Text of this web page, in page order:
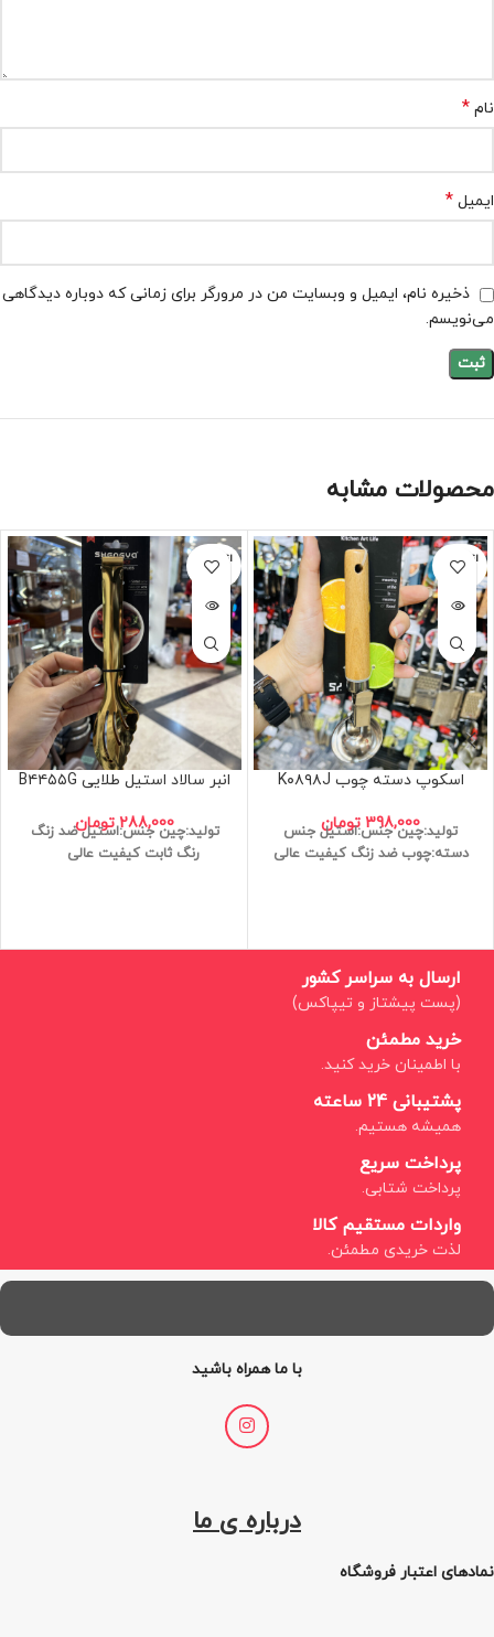
نام *
ایمیل *
ذخیره نام، ایمیل و وبسایت من در مرورگر برای زمانی که دوباره دیدگاهی
می‌نویسم.
محصولات مشابه
اتمام مو
جودی
اسکوپ دسته چوب K۰۸۹۸J
398,000 تومان تولید:چین جنس:استیل جنس
دسته:چوب ضد زنگ کیفیت عالی
اتمام مو
جودی
انبر سالاد استیل طلایی B۴۴۵۵G
288,000 تومان تولید:چین جنس:استیل ضد زنگ
رنگ ثابت کیفیت عالی
ارسال به سراسر کشور
(پست پیشتاز و تیپاکس)
خرید مطمئن
با اطمینان خرید کنید.
پشتیبانی 24 ساعته
همیشه هستیم.
پرداخت سریع
پرداخت شتابی.
واردات مستقیم کالا
لذت خریدی مطمئن.
با ما همراه باشید
درباره ی ما
نمادهای اعتبار فروشگاه